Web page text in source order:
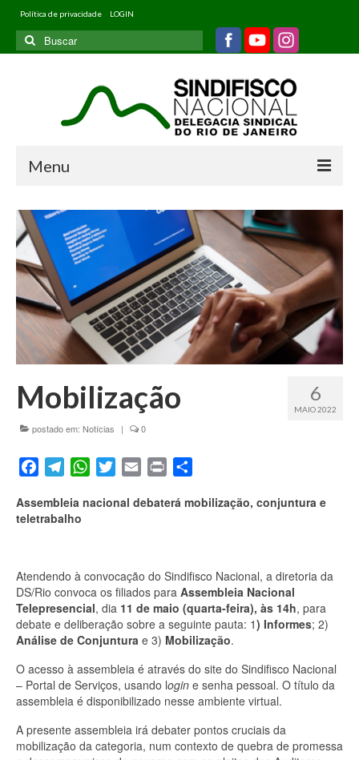
Política de privacidade LOGIN
Buscar
por:
Menu
Home
Quem somos
Filiados
Informativos
Jurídico
6
MAIO 2022
Mobilização
postado em: Notícias | 0
FacebookTelegramWhatsAppTwitterEmail Print
Assembleia nacional debaterá mobilização, conjuntura e
teletrabalho
Atendendo à convocação do Sindifisco Nacional, a diretoria da
DS/Rio convoca os filiados para Assembleia Nacional
Telepresencial, dia 11 de maio (quarta-feira), às 14h, para
debate e deliberação sobre a seguinte pauta: 1) Informes; 2)
Análise de Conjuntura e 3) Mobilização.
O acesso à assembleia é através do site do Sindifisco Nacional
– Portal de Serviços, usando login e senha pessoal. O título da
assembleia é disponibilizado nesse ambiente virtual.
A presente assembleia irá debater pontos cruciais da
mobilização da categoria, num contexto de quebra de promessa